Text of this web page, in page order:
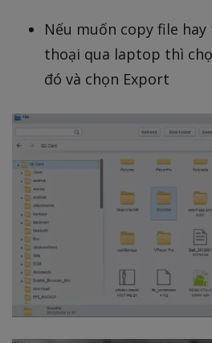
Nếu muốn copy file
thoại qua laptop thì
đó và chọn Export